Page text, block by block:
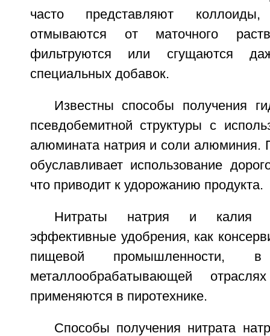
часто представляют
отмываются от маточного
фильтруются или сгущаются
специальных добавок.
Известны способы получения
псевдобемитной структуры с
алюмината натрия и соли алюминия.
обуславливает использование
что приводит к удорожанию продукта.
Нитраты натрия и калия
эффективные удобрения, как
пищевой промышленности,
металлообрабатывающей
применяются в пиротехнике.
Способы получения нитрата